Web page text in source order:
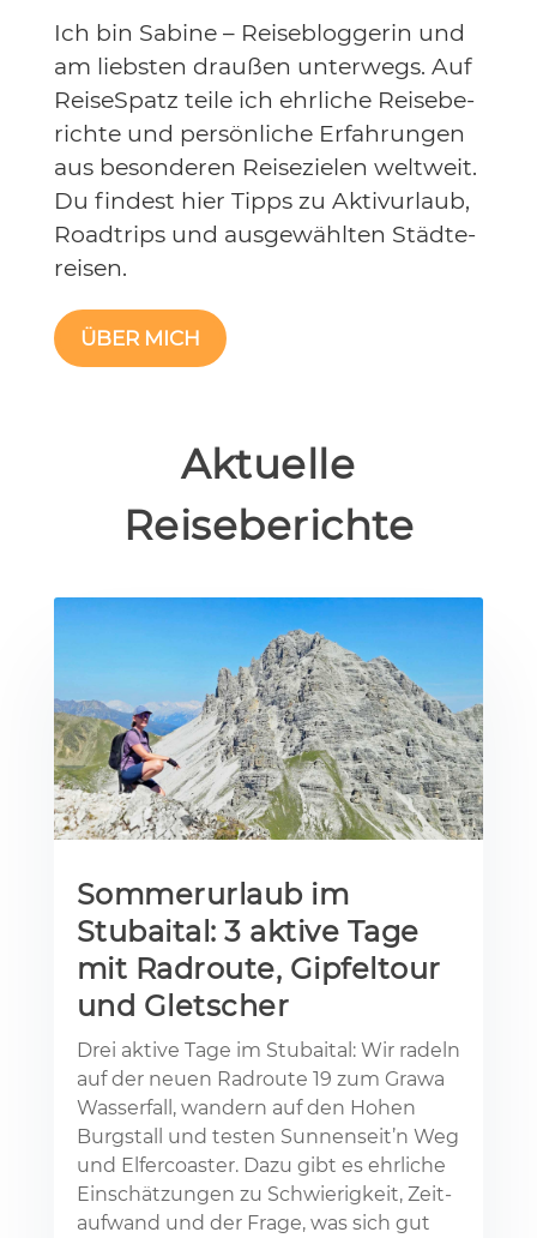
Ich bin Sa­bi­ne – Rei­se­b­log­ge­rin und
am liebs­ten drau­ßen un­ter­wegs. Auf
Rei­se­S­patz tei­le ich ehr­li­che Rei­se­be­
rich­te und per­sön­li­che Er­fah­run­gen
aus be­son­de­ren Rei­se­zie­len welt­weit.
Du fin­dest hier Tipps zu Ak­tiv­ur­laub,
Roadtrips und aus­ge­wähl­ten Städ­te­
rei­sen.
ÜBER MICH
Aktuelle
Reiseberichte
Sommerurlaub im
Stubaital: 3 aktive Tage
mit Radroute, Gipfeltour
und Gletscher
Drei ak­ti­ve Tage im Stu­bai­tal: Wir ra­deln
auf der neu­en Rad­rou­te 19 zum Gra­wa
Was­ser­fall, wan­dern auf den Ho­hen
Burg­stall und tes­ten Sun­nen­seit’n Weg
und El­fer­co­as­ter. Dazu gibt es ehr­li­che
Ein­schät­zun­gen zu Schwie­rig­keit, Zeit­
auf­wand und der Fra­ge, was sich gut